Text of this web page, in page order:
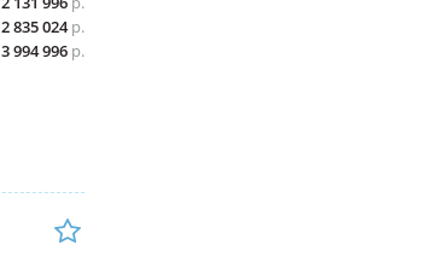
2 835 024р.
3 994 996 р.